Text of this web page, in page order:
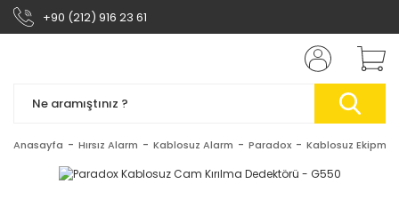
+90 (212) 916 23 61
Anasayfa Hırsız Alarm Kablosuz Alarm Paradox Kablosuz Ekipman